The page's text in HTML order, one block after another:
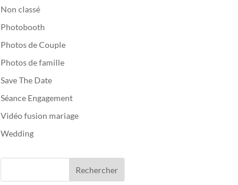
Non classé
Photobooth
Photos de Couple
Photos de famille
Save The Date
Séance Engagement
Vidéo fusion mariage
Wedding